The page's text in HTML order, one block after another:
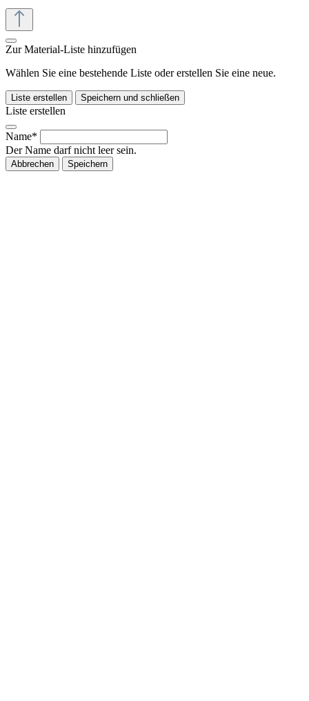
Zur Material-Liste hinzufügen
Wählen Sie eine bestehende Liste oder erstellen Sie eine neue.
Liste erstellen Speichern und schließen
Liste erstellen
Name*
Der Name darf nicht leer sein.
Abbrechen Speichern